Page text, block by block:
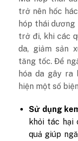
trở nên hốc
hóp thái
trở đi, khi các
da, giảm sản
tăng tốc. Để
hóa da gây ra
hiện một số
Sử dụng
khỏi tác hại
quả giúp